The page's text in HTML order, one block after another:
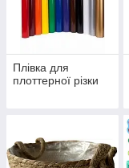
Плівка для
плоттерної різки